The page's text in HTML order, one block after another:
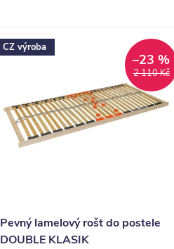
CZ výroba
2 110 Kč
–23 %
Pevný lamelový rošt do postele
DOUBLE KLASIK